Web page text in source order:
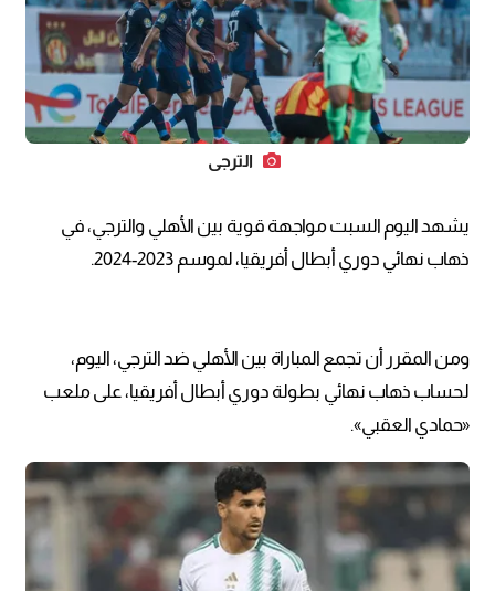
الترجي
يشهد اليوم السبت مواجهة قوية بين الأهلي والترجي، في
ذهاب نهائي دوري أبطال أفريقيا، لموسم 2023-2024.
ومن المقرر أن تجمع المباراة بين الأهلي ضد الترجي، اليوم،
لحساب ذهاب نهائي بطولة دوري أبطال أفريقيا، على ملعب
«حمادي العقبي».